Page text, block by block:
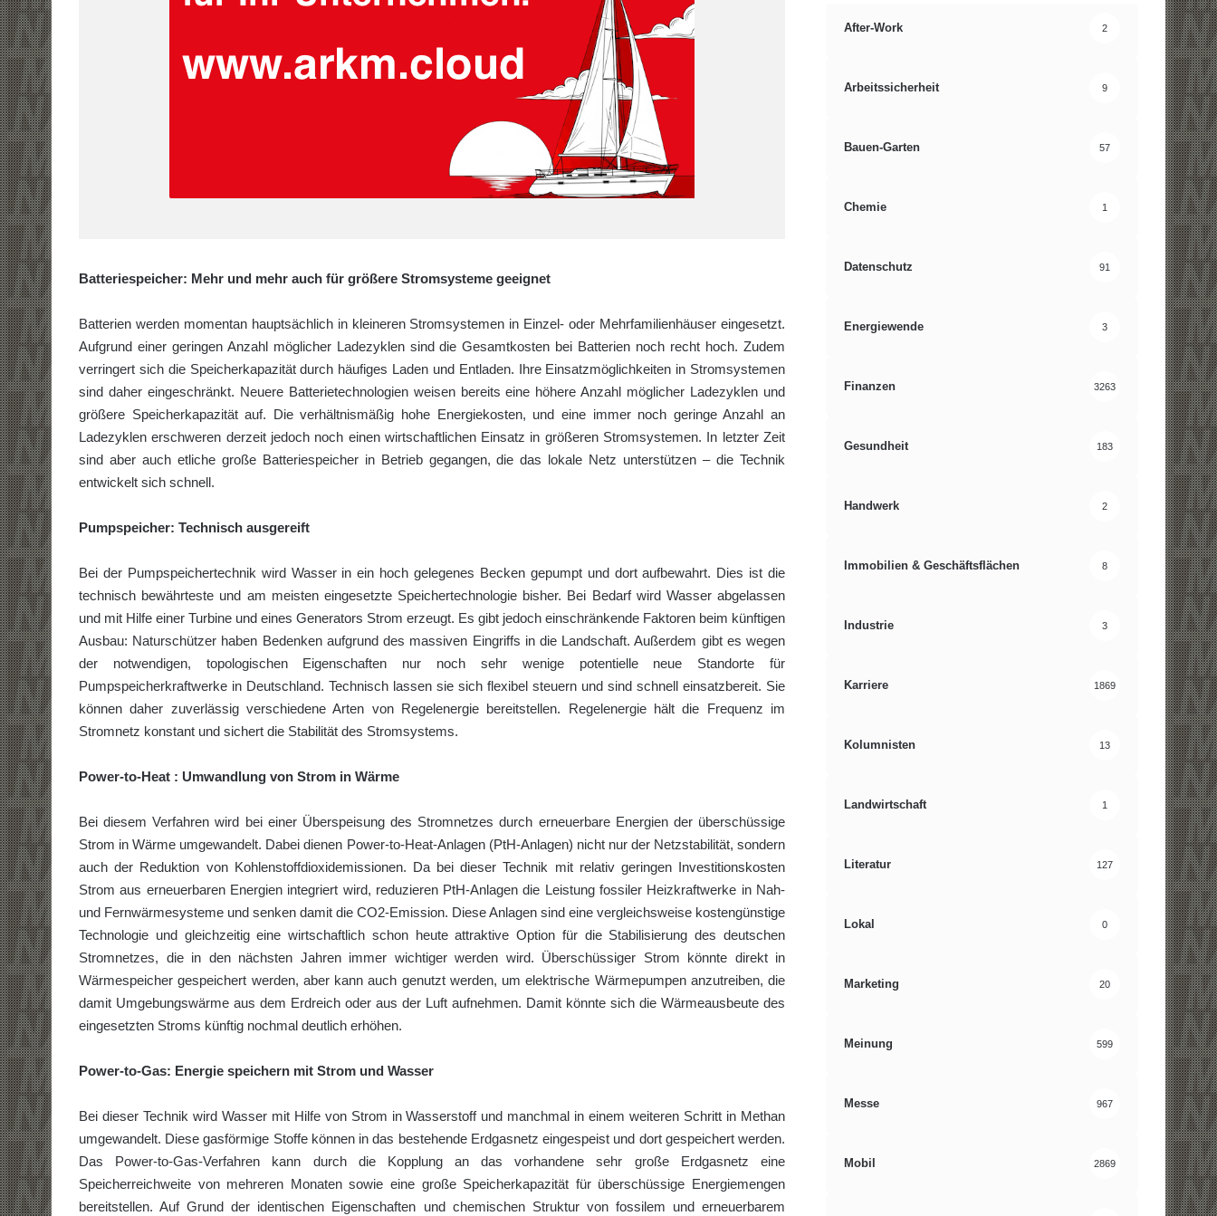
Batteriespeicher: Mehr und mehr auch für größere Stromsysteme geeignet
Batterien werden momentan hauptsächlich in kleineren Stromsystemen in Einzel- oder Mehrfamilienhäuser eingesetzt.
Aufgrund einer geringen Anzahl möglicher Ladezyklen sind die Gesamtkosten bei Batterien noch recht hoch. Zudem
verringert sich die Speicherkapazität durch häufiges Laden und Entladen. Ihre Einsatzmöglichkeiten in Stromsystemen
sind daher eingeschränkt. Neuere Batterietechnologien weisen bereits eine höhere Anzahl möglicher Ladezyklen und
größere Speicherkapazität auf. Die verhältnismäßig hohe Energiekosten, und eine immer noch geringe Anzahl an
Ladezyklen erschweren derzeit jedoch noch einen wirtschaftlichen Einsatz in größeren Stromsystemen. In letzter Zeit
sind aber auch etliche große Batteriespeicher in Betrieb gegangen, die das lokale Netz unterstützen – die Technik
entwickelt sich schnell.
Pumpspeicher: Technisch ausgereift
Bei der Pumpspeichertechnik wird Wasser in ein hoch gelegenes Becken gepumpt und dort aufbewahrt. Dies ist die
technisch bewährteste und am meisten eingesetzte Speichertechnologie bisher. Bei Bedarf wird Wasser abgelassen
und mit Hilfe einer Turbine und eines Generators Strom erzeugt. Es gibt jedoch einschränkende Faktoren beim künftigen
Ausbau: Naturschützer haben Bedenken aufgrund des massiven Eingriffs in die Landschaft. Außerdem gibt es wegen
der notwendigen, topologischen Eigenschaften nur noch sehr wenige potentielle neue Standorte für
Pumpspeicherkraftwerke in Deutschland. Technisch lassen sie sich flexibel steuern und sind schnell einsatzbereit. Sie
können daher zuverlässig verschiedene Arten von Regelenergie bereitstellen. Regelenergie hält die Frequenz im
Stromnetz konstant und sichert die Stabilität des Stromsystems.
Power-to-Heat : Umwandlung von Strom in Wärme
Bei diesem Verfahren wird bei einer Überspeisung des Stromnetzes durch erneuerbare Energien der überschüssige
Strom in Wärme umgewandelt. Dabei dienen Power-to-Heat-Anlagen (PtH-Anlagen) nicht nur der Netzstabilität, sondern
auch der Reduktion von Kohlenstoffdioxidemissionen. Da bei dieser Technik mit relativ geringen Investitionskosten
Strom aus erneuerbaren Energien integriert wird, reduzieren PtH-Anlagen die Leistung fossiler Heizkraftwerke in Nah-
und Fernwärmesysteme und senken damit die CO2-Emission. Diese Anlagen sind eine vergleichsweise kostengünstige
Technologie und gleichzeitig eine wirtschaftlich schon heute attraktive Option für die Stabilisierung des deutschen
Stromnetzes, die in den nächsten Jahren immer wichtiger werden wird. Überschüssiger Strom könnte direkt in
Wärmespeicher gespeichert werden, aber kann auch genutzt werden, um elektrische Wärmepumpen anzutreiben, die
damit Umgebungswärme aus dem Erdreich oder aus der Luft aufnehmen. Damit könnte sich die Wärmeausbeute des
eingesetzten Stroms künftig nochmal deutlich erhöhen.
Power-to-Gas: Energie speichern mit Strom und Wasser
Bei dieser Technik wird Wasser mit Hilfe von Strom in Wasserstoff und manchmal in einem weiteren Schritt in Methan
umgewandelt. Diese gasförmige Stoffe können in das bestehende Erdgasnetz eingespeist und dort gespeichert werden.
Das Power-to-Gas-Verfahren kann durch die Kopplung an das vorhandene sehr große Erdgasnetz eine
Speicherreichweite von mehreren Monaten sowie eine große Speicherkapazität für überschüssige Energiemengen
bereitstellen. Auf Grund der identischen Eigenschaften und chemischen Struktur von fossilem und erneuerbarem
After-Work 2
Arbeitssicherheit 9
Bauen-Garten 57
Chemie 1
Datenschutz 91
Energiewende 3
Finanzen 3263
Gesundheit 183
Handwerk 2
Immobilien & Geschäftsflächen 8
Industrie 3
Karriere 1869
Kolumnisten 13
Landwirtschaft 1
Literatur 127
Lokal 0
Marketing 20
Meinung 599
Messe 967
Mobil 2869